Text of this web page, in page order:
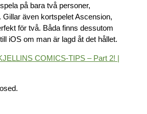
på bara två personer,
Gillar även kortspelet Ascension,
för två. Båda finns dessutom
iOS om man är lagd åt det hållet.
COMICS-TIPS – Part 2! |